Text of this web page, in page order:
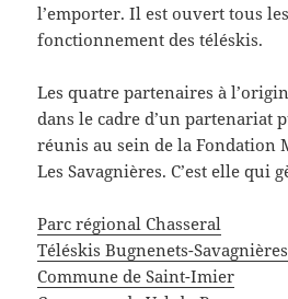
l’emporter. Il est ouvert tous
fonctionnement des téléskis.
Les quatre partenaires à
dans le cadre d’un partenariat
réunis au sein de la Fondation
Les Savagnières. C’est elle qui
Parc régional Chasseral
Téléskis Bugnenets-
Commune de Saint-Imier